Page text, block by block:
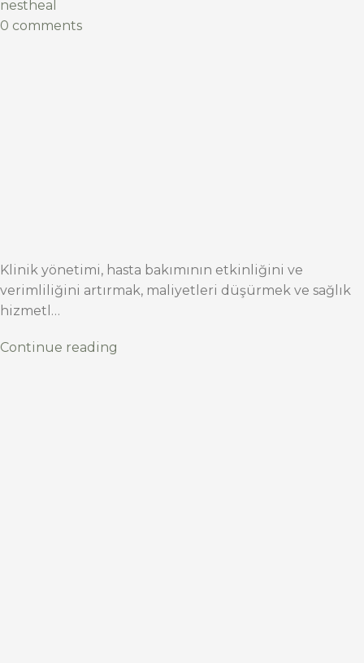
nestheal
0 comments
Klinik yönetimi, hasta bakımının etkinliğini ve
verimliliğini artırmak, maliyetleri düşürmek ve sağlık
hizmetl…
Continue reading